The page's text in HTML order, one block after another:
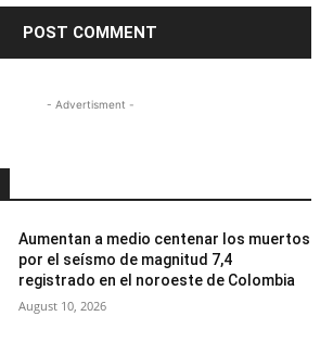
- Advertisment -
Aumentan a medio centenar los muertos
por el seísmo de magnitud 7,4
registrado en el noroeste de Colombia
August 10, 2026